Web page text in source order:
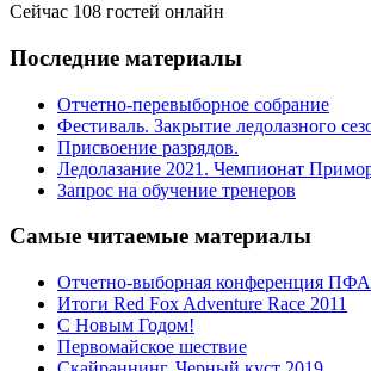
Сейчас 108 гостей онлайн
Последние материалы
Отчетно-перевыборное собрание
Фестиваль. Закрытие ледолазного
Присвоение разрядов.
Ледолазание 2021. Чемпионат
Запрос на обучение тренеров
Самые читаемые материалы
Отчетно-выборная конференция
Итоги Red Fox Adventure Race 2011
С Новым Годом!
Первомайское шествие